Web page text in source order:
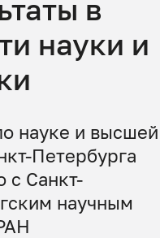
в
науки и
науке и высшей
Петербурга
с Санкт-
научным